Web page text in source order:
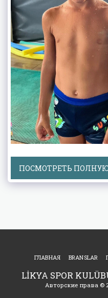
ПОСМОТРЕТЬ
LİKYA SPOR
Авторские права ©
ГЛАВНАЯ BRANSLAR